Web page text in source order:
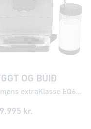
OG BÚIÐ
Siemens extraKlasse EQ600 iAroma Espresso kaffivél
kr.